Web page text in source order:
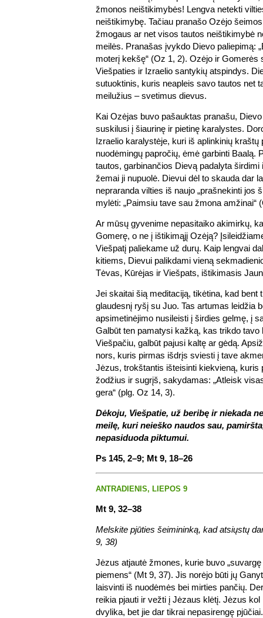
žmonos neištikimybės! Lengva netekti
neištikimybę. Tačiau pranašo Ozėjo
žmogaus ar net visos tautos neištikimybė
meilės. Pranašas įvykdo Dievo paliepimą:
moterį kekšę“ (Oz 1, 2). Ozėjo ir Gomerės
Viešpaties ir Izraelio santykių atspindys.
sutuoktinis, kuris neapleis savo tautos net
meilužius – svetimus dievus.
Kai Ozėjas buvo pašauktas pranašu,
suskilusi į šiaurinę ir pietinę karalystes.
Izraelio karalystėje, kuri iš aplinkinių kraštų
nuodėmingų papročių, ėmė garbinti Baalą.
tautos, garbinančios Dievą padalyta
žemai ji nupuolė. Dievui dėl to skauda dar
nepraranda vilties iš naujo „prašnekinti jos
mylėti: „Paimsiu tave sau žmona amžinai“
Ar mūsų gyvenime nepasitaiko akimirkų,
Gomerę, o ne į ištikimąjį Ozėją?
Viešpatį paliekame už durų. Kaip lengvai
kitiems, Dievui palikdami vieną
Tėvas, Kūrėjas ir Viešpats, ištikimasis
Jei skaitai šią meditaciją, tikėtina, kad bent
glaudesnį ryšį su Juo. Tas artumas leidžia
apsimetinėjimo nusileisti į širdies gelmę, į
Galbūt ten pamatysi kažką, kas trikdo tavo
Viešpačiu, galbūt pajusi kaltę ar gėdą.
nors, kuris pirmas išdrįs sviesti į tave
Jėzus, trokštantis išteisinti kiekvieną, kuris
žodžius ir sugrįš, sakydamas: „Atleisk
gera“ (plg. Oz 14, 3).
Dėkoju, Viešpatie, už beribę ir niekada
meilę, kuri neieško naudos sau,
nepasiduoda piktumui.
Ps 145, 2–9; Mt 9, 18–26
ANTRADIENIS, LIEPOS 9
Mt 9, 32–38
Melskite pjūties šeimininką, kad atsiųstų
9, 38)
Jėzus atjautė žmones, kurie buvo
piemens“ (Mt 9, 37). Jis norėjo būti jų
laisvinti iš nuodėmės bei mirties pančių.
reikia pjauti ir vežti į Jėzaus klėtį. Jėzus
dvylika, bet jie dar tikrai nepasirengę